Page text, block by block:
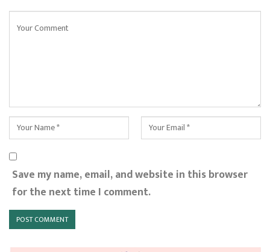
Save my name, email, and website in this browser
for the next time I comment.